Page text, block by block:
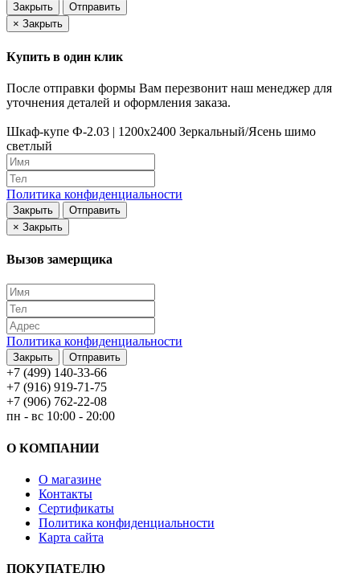
Закрыть
Отправить
× Закрыть
Купить в один клик
После отправки формы Вам перезвонит наш менеджер для
уточнения деталей и оформления заказа.
Шкаф-купе Ф-2.03 | 1200x2400 Зеркальный/Ясень шимо
светлый
Политика конфиденциальности
Закрыть
Отправить
× Закрыть
Вызов замерщика
Политика конфиденциальности
Закрыть Отправить
+7 (499) 140-33-66
+7 (916) 919-71-75
+7 (906) 762-22-08
пн - вс 10:00 - 20:00
О КОМПАНИИ
О магазине
Контакты
Сертификаты
Политика конфиденциальности
Карта сайта
ПОКУПАТЕЛЮ